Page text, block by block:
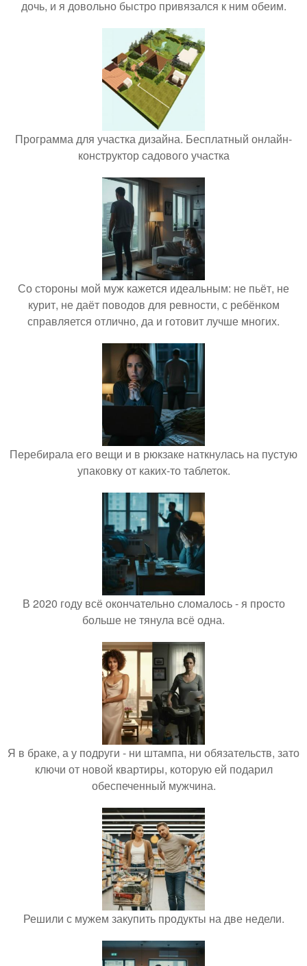
дочь, и я довольно быстро привязался к ним обеим.
Программа для участка дизайна. Бесплатный онлайн-
конструктор садового участка
Со стороны мой муж кажется идеальным: не пьёт, не
курит, не даёт поводов для ревности, с ребёнком
справляется отлично, да и готовит лучше многих.
Перебирала его вещи и в рюкзаке наткнулась на пустую
упаковку от каких-то таблеток.
В 2020 году всё окончательно сломалось - я просто
больше не тянула всё одна.
Я в браке, а у подруги - ни штампа, ни обязательств, зато
ключи от новой квартиры, которую ей подарил
обеспеченный мужчина.
Решили с мужем закупить продукты на две недели.